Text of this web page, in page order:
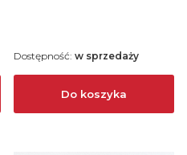
Do koszyka
Dostępność: w sprzedaży